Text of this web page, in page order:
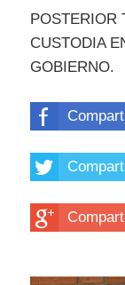
POSTERIOR
CUSTODIA
GOBIERNO.